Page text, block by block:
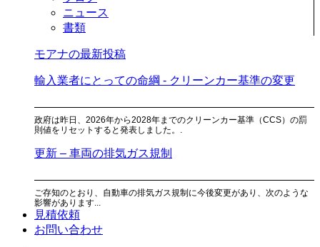
ニュース
書類
モアナの最新投稿
輸入業者にとっての命綱 - クリーンカー基準の変更
政府は昨日、2026年から2028年までのクリーンカー基準（CCS）の罰
則値をリセットすると発表しました。.
更新 – 車両の排気ガス規制
ご存知のとおり、自動車の排気ガス規制に今後変更があり、次のような
影響があります...
見積依頼
お問い合わせ